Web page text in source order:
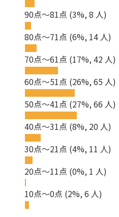
90点～81点 (3%, 8 人)
80点～71点 (6%, 14 人)
70点～61点 (17%, 42 人)
60点～51点 (26%, 65 人)
50点～41点 (27%, 66 人)
40点～31点 (8%, 20 人)
30点～21点 (4%, 11 人)
20点～11点 (0%, 1 人)
10点～0点 (2%, 6 人)